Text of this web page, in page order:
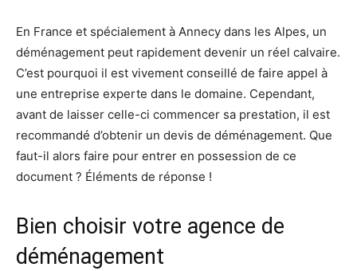
En France et spécialement à Annecy dans les Alpes, un
déménagement peut rapidement devenir un réel calvaire.
C’est pourquoi il est vivement conseillé de faire appel à
une entreprise experte dans le domaine. Cependant,
avant de laisser celle-ci commencer sa prestation, il est
recommandé d’obtenir un devis de déménagement. Que
faut-il alors faire pour entrer en possession de ce
document ? Éléments de réponse !
Bien choisir votre agence de
déménagement